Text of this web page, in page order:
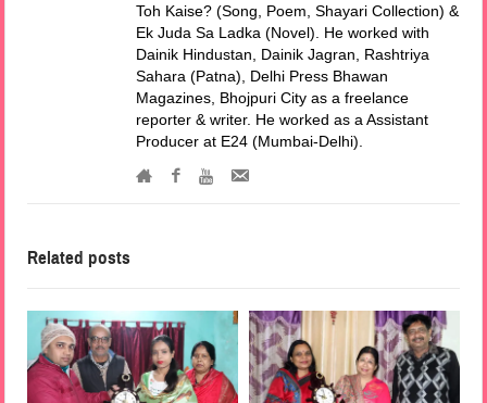
Toh Kaise? (Song, Poem, Shayari Collection) &
Ek Juda Sa Ladka (Novel). He worked with
Dainik Hindustan, Dainik Jagran, Rashtriya
Sahara (Patna), Delhi Press Bhawan
Magazines, Bhojpuri City as a freelance
reporter & writer. He worked as a Assistant
Producer at E24 (Mumbai-Delhi).
Related posts